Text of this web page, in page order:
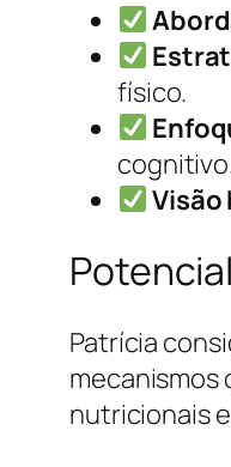
físico.
Patrícia
mecanismos
nutricionais